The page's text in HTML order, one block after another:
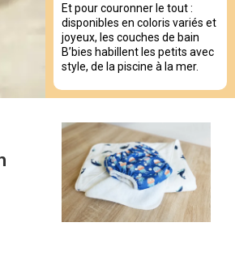
Et pour couronner le tout :
disponibles en coloris variés et
joyeux, les couches de bain
B’bies habillent les petits avec
style, de la piscine à la mer.